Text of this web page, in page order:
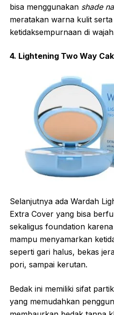
bisa menggunakan shade
meratakan warna kulit
ketidaksempurnaan di
4. Lightening Two Way
Selanjutnya ada Wardah
Extra Cover yang bisa
sekaligus foundation
mampu menyamarkan
seperti gari halus, bekas
pori, sampai kerutan.
Bedak ini memiliki sifat
yang memudahkan